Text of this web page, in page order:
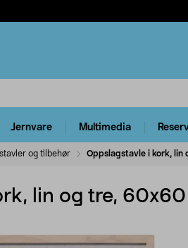
Jernvare Multimedia
og tilbehør Oppslagstavle i kork, lin
lin og tre,